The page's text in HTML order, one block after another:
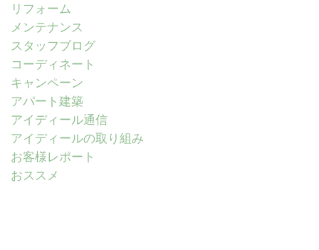
リフォーム
メンテナンス
スタッフブログ
コーディネート
キャンペーン
アパート建築
アイディール通信
アイディールの取り組み
お客様レポート
おススメ